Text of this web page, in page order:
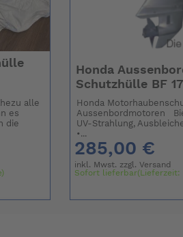
alle
es
die
Honda
Schutzhülle BF
Honda
Aussenbordmotoren
UV-Strahlung,
•...
285,00 €
inkl. Mwst. zzgl.Versand
Sofort lieferbar(Lieferzeit: